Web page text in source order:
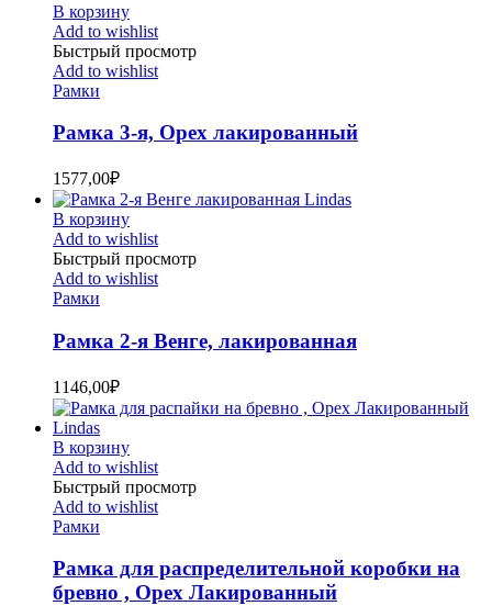
В корзину
Add to wishlist
Быстрый просмотр
Add to wishlist
Рамки
Рамка 3-я, Орех лакированный
1577,00₽
В корзину
Add to wishlist
Быстрый просмотр
Add to wishlist
Рамки
Рамка 2-я Венге, лакированная
1146,00₽
В корзину
Add to wishlist
Быстрый просмотр
Add to wishlist
Рамки
Рамка для распределительной коробки на
бревно , Орех Лакированный